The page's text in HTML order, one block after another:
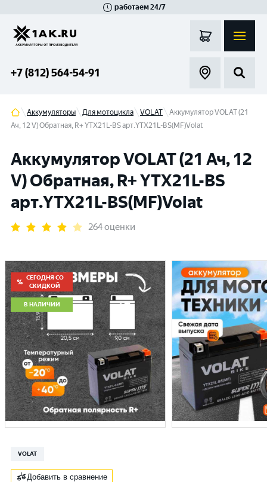
работаем 24/7
+7 (812) 564-54-91
Аккумуляторы Для мотоцикла VOLAT
Аккумулятор VOLAT (21
Ач, 12 V) Обратная, R+ YTX21L-BS арт.YTX21L-BS(MF)Volat
Аккумулятор VOLAT (21 Ач, 12
V) Обратная, R+ YTX21L-BS
арт.YTX21L-BS(MF)Volat
264 оценки
СЕГОДНЯ СО
СКИДКОЙ
В НАЛИЧИИ
VOLAT
Добавить в сравнение
Гатчина